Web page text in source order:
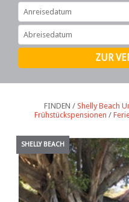
FINDEN / Shelly Beach
Frühstückspensionen /
SHELLY BEACH